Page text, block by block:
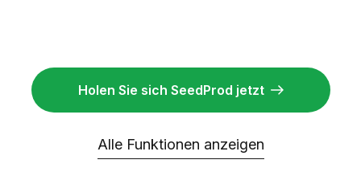
Holen Sie sich SeedProd jetzt
Alle Funktionen anzeigen